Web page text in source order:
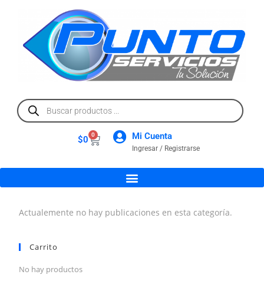
$0 0 Mi Cuenta
Ingresar / Registrarse
Actualemente no hay publicaciones en esta categoría.
Carrito
No hay productos